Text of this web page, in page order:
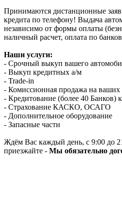
Принимаются дистанционные
кредита по телефону! Выдача
независимо от формы оплаты
наличный расчет, оплата по
Наши услуги:
- Срочный выкуп вашего
- Выкуп кредитных а/м
- Trade-in
- Комиссионная продажа на ваших
- Кредитование (более 40 Банков)
- Страхование КАСКО, ОСАГО
- Дополнительное оборудование
- Запасные части
Ждём Вас каждый день, с 9:00 до
приезжайте - Мы обязательно